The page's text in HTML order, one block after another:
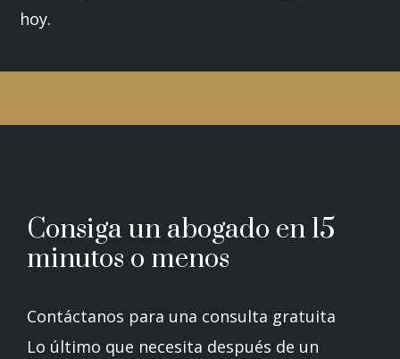
hoy.
Consiga un abogado en 15
minutos o menos
Contáctanos para una consulta gratuita
Lo último que necesita después de un